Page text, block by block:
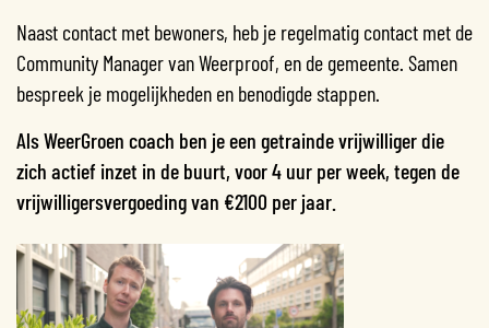
Naast contact met bewoners, heb je regelmatig contact met de
Community Manager van Weerproof, en de gemeente. Samen
bespreek je mogelijkheden en benodigde stappen.
Als WeerGroen coach ben je een getrainde vrijwilliger die
zich actief inzet in de buurt, voor 4 uur per week, tegen de
vrijwilligersvergoeding van €2100 per jaar.